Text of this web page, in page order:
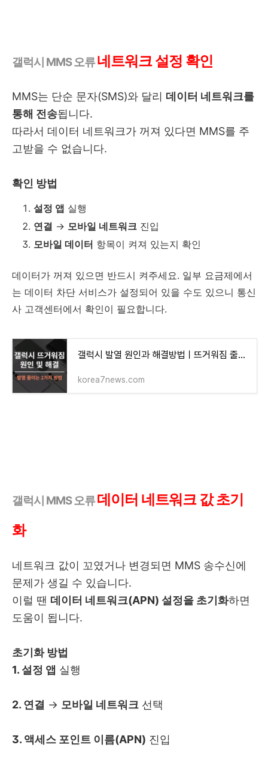
갤럭시 MMS 오류네트워크 설정 확인
MMS는 단순 문자(SMS)와 달리 데이터 네트워크를
통해 전송됩니다.
따라서 데이터 네트워크가 꺼져 있다면 MMS를 주
고받을 수 없습니다.
확인 방법
설정 앱 실행
연결 → 모바일 네트워크 진입
모바일 데이터 항목이 켜져 있는지 확인
데이터가 꺼져 있으면 반드시 켜주세요. 일부 요금제에서
는 데이터 차단 서비스가 설정되어 있을 수도 있으니 통신
사 고객센터에서 확인이 필요합니다.
갤럭시 발열 원인과 해결방법ㅣ뜨거워짐 줄이는 방법 2가지
korea7news.com
갤럭시 MMS 오류데이터 네트워크 값 초기
화
네트워크 값이 꼬였거나 변경되면 MMS 송수신에
문제가 생길 수 있습니다.
이럴 땐 데이터 네트워크(APN) 설정을 초기화하면
도움이 됩니다.
초기화 방법
1. 설정 앱 실행
2. 연결 → 모바일 네트워크 선택
3. 액세스 포인트 이름(APN) 진입